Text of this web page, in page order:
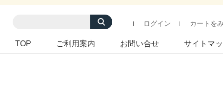
ログイン カートを
TOP ご利用案内 お問い合せ サイトマ